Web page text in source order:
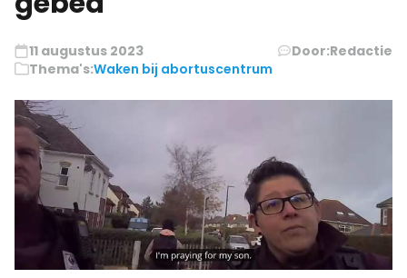
11 augustus 2023 Door:Redactie
Thema's:Waken bij abortuscentrum